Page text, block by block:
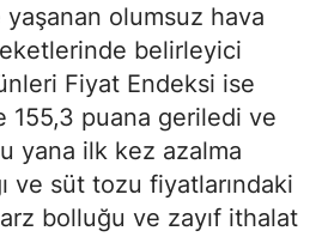
yaşanan olumsuz hava
belirleyici
Fiyat Endeksi ise
155,3 puana geriledi ve
yana ilk kez azalma
ve süt tozu fiyatlarındaki
bolluğu ve zayıf ithalat